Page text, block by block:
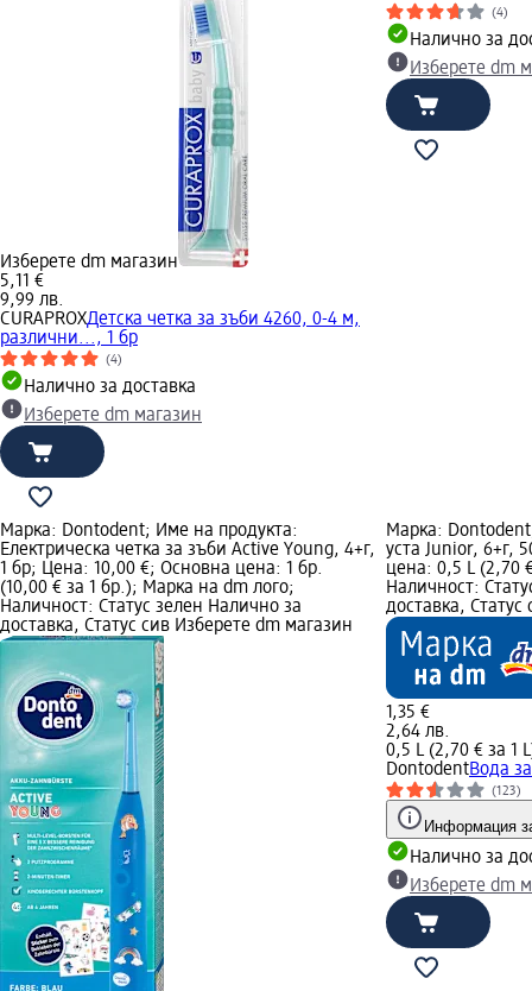
Изберете dm магазин
5,11 €
9,99 лв.
CURAPROXДетска четка за зъби 4260, 0-4 м,
различни..., 1 бр
(4)
Налично за доставка
Изберете dm магазин
(4)
Налично за
Изберете dm
Марка: Dontodent; Име на продукта:
Електрическа четка за зъби Active Young, 4+г,
1 бр; Цена: 10,00 €; Основна цена: 1 бр.
(10,00 € за 1 бр.); Марка на dm лого;
Наличност: Статус зелен Налично за
доставка, Статус сив Изберете dm магазин
Марка:
уста Junior, 6+г,
цена: 0,5 L (2,70
Наличност:
доставка,
1,35 €
2,64 лв.
0,5 L (2,70 € за 1
DontodentВода
(123)
Информация
Налично за
Изберете dm